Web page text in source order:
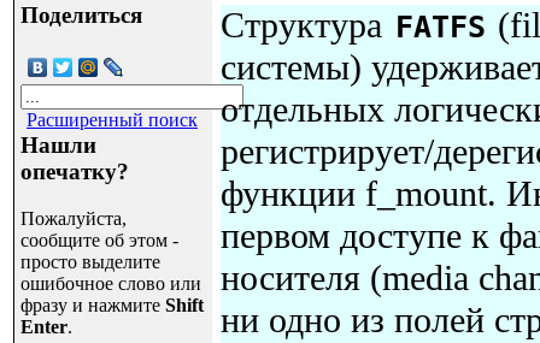
Поделиться
Расширенный поиск
Нашли
опечатку?
Пожалуйста,
сообщите об этом -
просто выделите
ошибочное слово или
фразу и нажмите Shift
Enter.
Структура FATFS
системы)
отдельных
регистрирует/
функции f_mount.
первом доступе к
носителя (media
ни одно из полей